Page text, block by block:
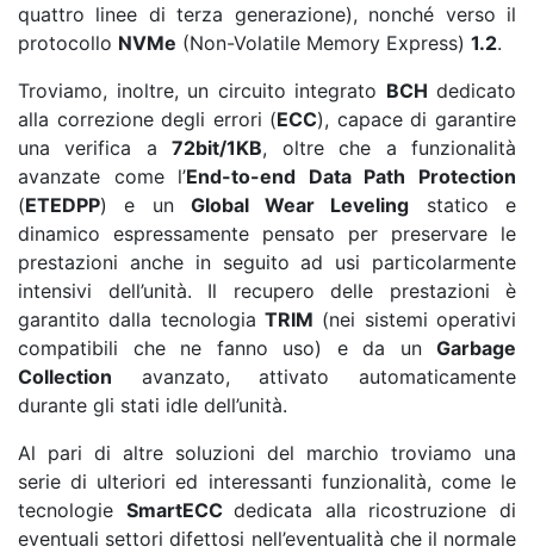
quattro linee di terza generazione), nonché verso il
protocollo NVMe (Non-Volatile Memory Express) 1.2.
Troviamo, inoltre, un circuito integrato BCH dedicato
alla correzione degli errori (ECC), capace di garantire
una verifica a72bit/1KB, oltre che a funzionalità
avanzate come l’End-to-end Data Path Protection
(ETEDPP) e un Global Wear Leveling statico e
dinamico espressamente pensato per preservare le
prestazioni anche in seguito ad usi particolarmente
intensivi dell’unità. Il recupero delle prestazioni è
garantito dalla tecnologia TRIM (nei sistemi operativi
compatibili che ne fanno uso) e da un Garbage
Collection avanzato, attivato automaticamente
durante gli stati idle dell’unità.
Al pari di altre soluzioni del marchio troviamo una
serie di ulteriori ed interessanti funzionalità, come le
tecnologie SmartECCdedicata alla ricostruzione di
eventuali settori difettosi nell’eventualità che il normale